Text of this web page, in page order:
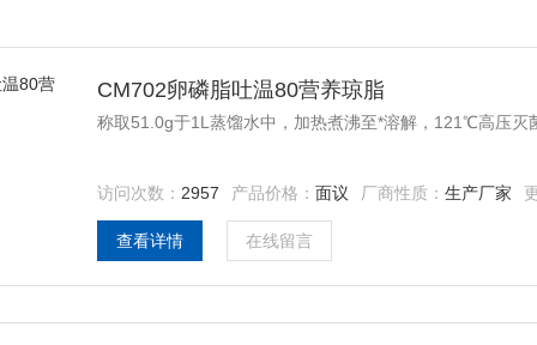
CM702卵磷脂吐温80营养琼脂
称取51.0g于1L蒸馏水中，加热煮沸至*溶解，121℃高压灭
访问次数： 2957 产品价格：面议 厂商性质：生产厂家
查看详情 在线留言